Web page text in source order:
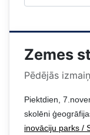
Zemes
Pēdējās
Piektdien,
skolēni
inovāciju parks /